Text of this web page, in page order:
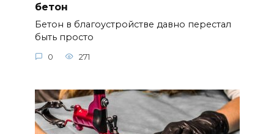
бетон
Бетон в благоустройстве давно перестал
быть просто
0 271